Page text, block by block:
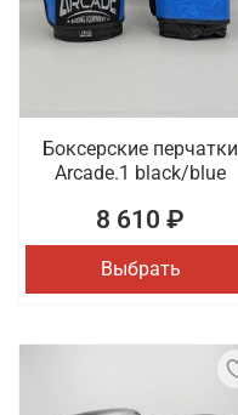
Боксерские перчатки
Arcade.1 black/blue
8 610 ₽
Выбрать